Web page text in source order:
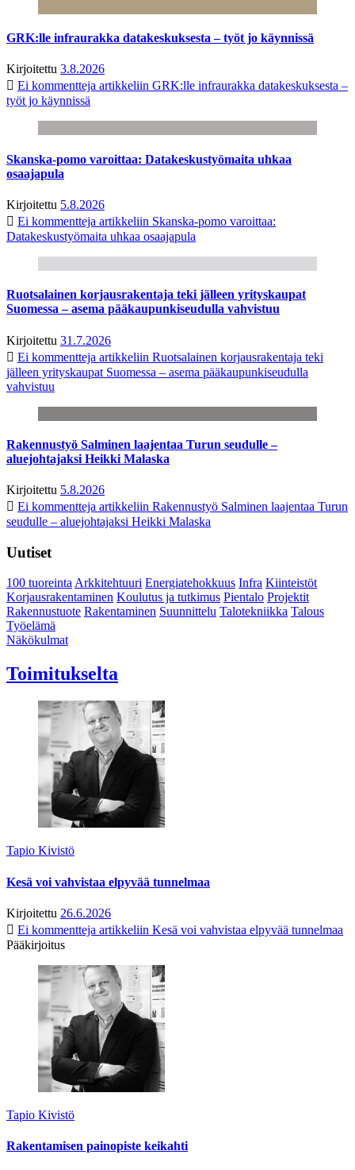
GRK:lle infraurakka datakeskuksesta – työt jo käynnissä
Kirjoitettu 3.8.2026
Ei kommentteja artikkeliin GRK:lle infraurakka datakeskuksesta –
työt jo käynnissä
Skanska-pomo varoittaa: Datakeskustyömaita uhkaa
osaajapula
Kirjoitettu 5.8.2026
Ei kommentteja artikkeliin Skanska-pomo varoittaa:
Datakeskustyömaita uhkaa osaajapula
Ruotsalainen korjausrakentaja teki jälleen yrityskaupat
Suomessa – asema pääkaupunkiseudulla vahvistuu
Kirjoitettu 31.7.2026
Ei kommentteja artikkeliin Ruotsalainen korjausrakentaja teki
jälleen yrityskaupat Suomessa – asema pääkaupunkiseudulla
vahvistuu
Rakennustyö Salminen laajentaa Turun seudulle –
aluejohtajaksi Heikki Malaska
Kirjoitettu 5.8.2026
Ei kommentteja artikkeliin Rakennustyö Salminen laajentaa Turun
seudulle – aluejohtajaksi Heikki Malaska
Uutiset
100 tuoreintaArkkitehtuuri Energiatehokkuus Infra Kiinteistöt
Korjausrakentaminen Koulutus ja tutkimus Pientalo Projektit
Rakennustuote Rakentaminen Suunnittelu Talotekniikka Talous
Työelämä
Näkökulmat
Toimitukselta
Tapio Kivistö
Kesä voi vahvistaa elpyvää tunnelmaa
Kirjoitettu 26.6.2026
Ei kommentteja artikkeliin Kesä voi vahvistaa elpyvää tunnelmaa
Pääkirjoitus
Tapio Kivistö
Rakentamisen painopiste keikahti